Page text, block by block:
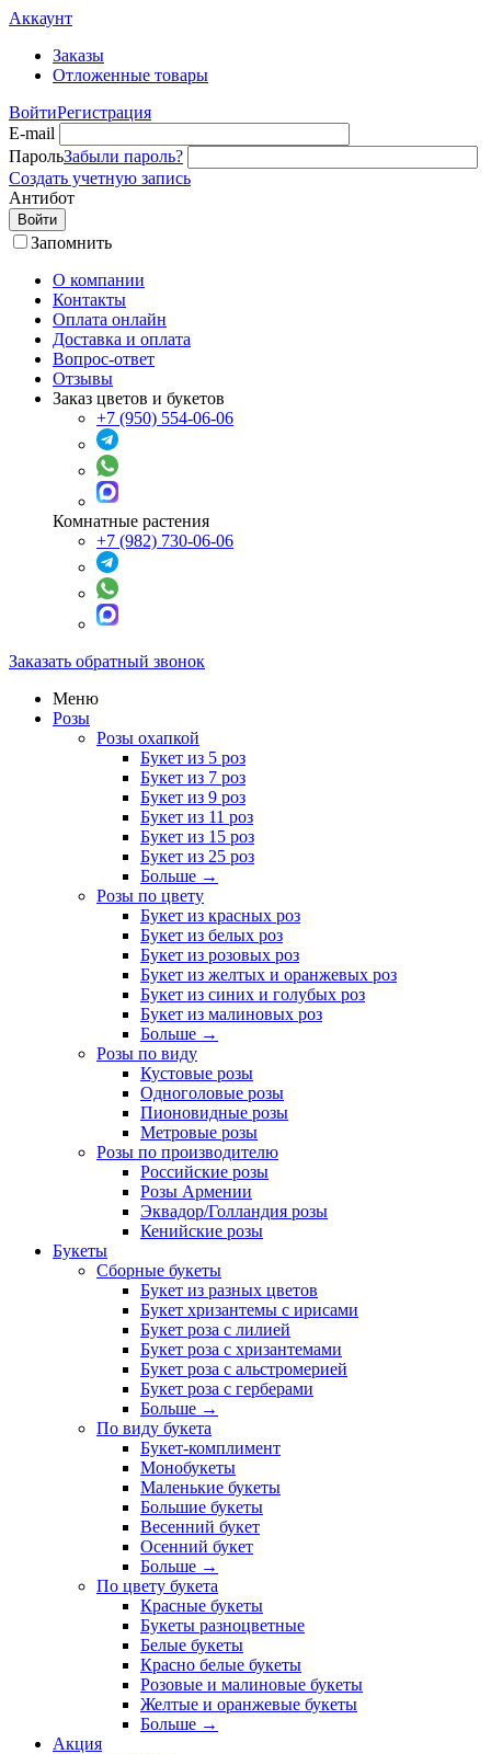
Аккаунт
Заказы
Отложенные товары
ВойтиРегистрация
E-mail
ПарольЗабыли пароль?
Создать учетную запись
Антибот
Войти
Запомнить
О компании
Контакты
Оплата онлайн
Доставка и оплата
Вопрос-ответ
Отзывы
Заказ цветов и букетов
+7 (950) 554-06-06
Комнатные растения
+7 (982) 730-06-06
Заказать обратный звонок
Меню
Розы
Розы охапкой
Букет из 5 роз
Букет из 7 роз
Букет из 9 роз
Букет из 11 роз
Букет из 15 роз
Букет из 25 роз
Больше →
Розы по цвету
Букет из красных роз
Букет из белых роз
Букет из розовых роз
Букет из желтых и оранжевых роз
Букет из синих и голубых роз
Букет из малиновых роз
Больше →
Розы по виду
Кустовые розы
Одноголовые розы
Пионовидные розы
Метровые розы
Розы по производителю
Российские розы
Розы Армении
Эквадор/Голландия розы
Кенийские розы
Букеты
Сборные букеты
Букет из разных цветов
Букет хризантемы с ирисами
Букет роза с лилией
Букет роза с хризантемами
Букет роза с альстромерией
Букет роза с герберами
Больше →
По виду букета
Букет-комплимент
Монобукеты
Маленькие букеты
Большие букеты
Весенний букет
Осенний букет
Больше →
По цвету букета
Красные букеты
Букеты разноцветные
Белые букеты
Красно белые букеты
Розовые и малиновые букеты
Желтые и оранжевые букеты
Больше →
Акция